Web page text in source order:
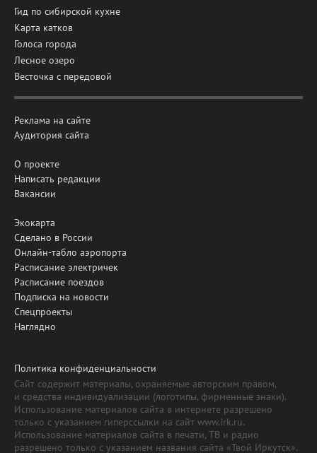
Гид по сибирской кухне
Карта катков
Голоса города
Лесное озеро
Весточка с передовой
Реклама на сайте
Аудитория сайта
О проекте
Написать редакции
Вакансии
Экокарта
Сделано в России
Онлайн-табло аэропорта
Расписание электричек
Расписание поездов
Подписка на новости
Спецпроекты
Наглядно
Политика конфиденциальности
Сайт содержит материалы, охраняемые авторским правом,
и средства индивидуализации (логотипы, фирменные знаки).
Использование материалов сайта в интернете разрешено
только с указанием гиперссылки на сайт www.irk.ru.
Использование материалов сайта в печати, ТВ и радио
разрешено только с указанием названия сайта «Твой Иркутск».